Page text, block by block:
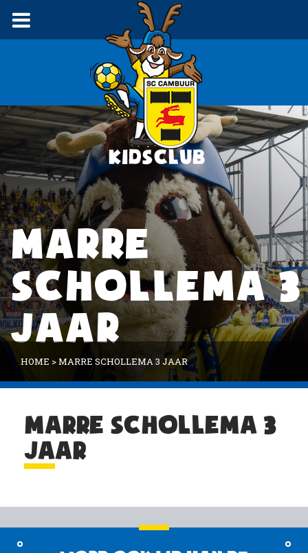
MARRE
SCHOLLEMA 3
JAAR
HOME >MARRE SCHOLLEMA 3 JAAR
MARRE SCHOLLEMA 3
JAAR